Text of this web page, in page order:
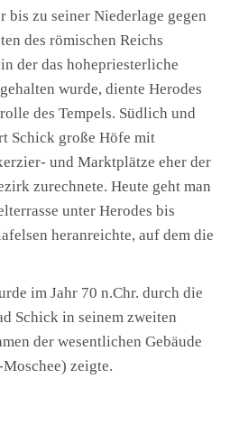
bis zu seiner Niederlage gegen
des römischen Reichs
der das hohepriesterliche
wurde, diente Herodes
des Tempels. Südlich und
Schick große Höfe mit
und Marktplätze eher der
zurechnete. Heute geht man
unter Herodes bis
heranreichte, auf dem die
im Jahr 70 n.Chr. durch die
Schick in seinem zweiten
der wesentlichen Gebäude
zeigte.